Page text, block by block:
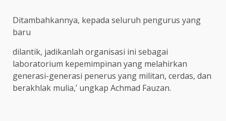
Ditambahkannya, kepada seluruh pengurus yang
baru
dilantik, jadikanlah organisasi ini sebagai
laboratorium kepemimpinan yang melahirkan
generasi-generasi penerus yang militan, cerdas, dan
berakhlak mulia,’ ungkap Achmad Fauzan.